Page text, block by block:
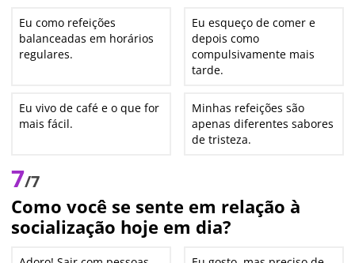
Eu como refeições
balanceadas em horários
regulares.
Eu esqueço de comer e
depois como
compulsivamente mais
tarde.
Eu vivo de café e o que for
mais fácil.
Minhas refeições são
apenas diferentes sabores
de tristeza.
7/7
Como você se sente em relação à
socialização hoje em dia?